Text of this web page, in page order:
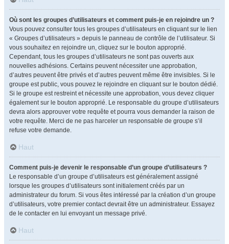
Où sont les groupes d’utilisateurs et comment puis-je en rejoindre un ?
Vous pouvez consulter tous les groupes d’utilisateurs en cliquant sur le lien
« Groupes d’utilisateurs » depuis le panneau de contrôle de l’utilisateur. Si
vous souhaitez en rejoindre un, cliquez sur le bouton approprié.
Cependant, tous les groupes d’utilisateurs ne sont pas ouverts aux
nouvelles adhésions. Certains peuvent nécessiter une approbation,
d’autres peuvent être privés et d’autres peuvent même être invisibles. Si le
groupe est public, vous pouvez le rejoindre en cliquant sur le bouton dédié.
Si le groupe est restreint et nécessite une approbation, vous devez cliquer
également sur le bouton approprié. Le responsable du groupe d’utilisateurs
devra alors approuver votre requête et pourra vous demander la raison de
votre requête. Merci de ne pas harceler un responsable de groupe s’il
refuse votre demande.
Haut
Comment puis-je devenir le responsable d’un groupe d’utilisateurs ?
Le responsable d’un groupe d’utilisateurs est généralement assigné
lorsque les groupes d’utilisateurs sont initialement créés par un
administrateur du forum. Si vous êtes intéressé par la création d’un groupe
d’utilisateurs, votre premier contact devrait être un administrateur. Essayez
de le contacter en lui envoyant un message privé.
Haut